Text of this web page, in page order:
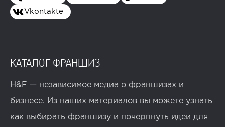
Vkontakte
КАТАЛОГ ФРАНШИЗ
H&F — независимое медиа о франшизах и
бизнесе. Из наших материалов вы можете узнать
как выбирать франшизу и почерпнуть идеи для